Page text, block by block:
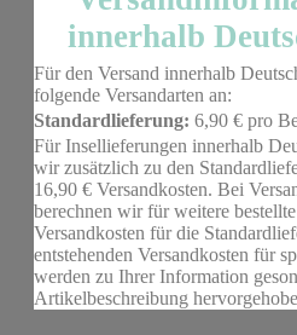
innerhalb
Für den Versand innerhalb
folgende Versandarten an:
Standardlieferung: 6,90 € pro
Für Insellieferungen innerhalb
wir zusätzlich zu den
16,90 € Versandkosten. Bei
berechnen wir für weitere
Versandkosten für die
entstehenden Versandkosten für
werden zu Ihrer Information
Artikelbeschreibung